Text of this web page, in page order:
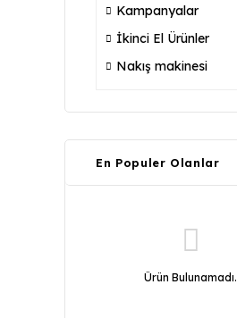
Kampanyalar
İkinci El Ürünler
Nakış makinesi
En Populer Olanlar
Ürün Bulunamadı.